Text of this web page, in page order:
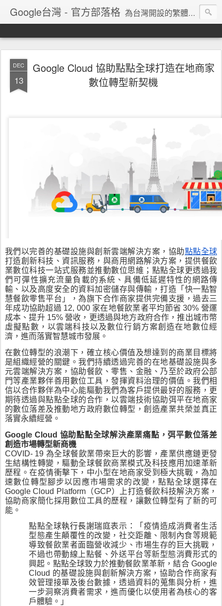
Google台灣 - 官方部落格 為台灣開設的繁體中文網誌，Google的最新消息、產品技術情報都在這裡
DEC
13
Google Cloud 協助點點全球打造在地商家
數位轉型新契機
我們以完善的基礎設施與創新雲端解決方案，協助點點全球
打造創新科技、資訊服務，與商用網路解決方案 ， 提供餐飲
業數位科技一站式服務並推動數位思維；點點全球更透過我
們可彈性擴充流量負載的系統、具備低延遲特性的網路傳
輸、以及高度安全的資料加密儲存與傳輸，打造「快一點智
慧餐飲零售平台」，為旗下合作商家提供完備支援，過去三
年成功協助超過 12, 000 家在地餐飲業者平均節省 30% 營運
成本、提升 15% 營收，更透過與地方政府合作，推出城市幣
虛擬點數，以雲端科技以及數位行銷方案創造在地數位經
濟，進而落實智慧城市發展。
在數位轉型的浪潮下，確立核心價值及想達到的商業目標將
是組織經營的關鍵。我們持續透過完善的在地基礎設施與多
元雲端解決方案，協助餐飲、零售、金融、乃至於政府公部
門等產業夥伴善用數位工具，發揮資料治理的價值。我們相
信以合作夥伴為中心能驅動我們為客戶提供最好的服務，更
期待透過與點點全球的合作，以雲端技術協助弭平在地商家
的數位落差及推動地方政府數位轉型，創造產業共榮並真正
落實永續經營。
Google Cloud 協助點點全球解決產業痛點，弭平數位落差
創造市場轉型新商機
COVID- 19 為全球餐飲業帶來巨大的影響，產業供應鏈更發
生結構性轉變，驅動全球餐飲商業模式及科技應用加速革新
歷程。在疫情衝擊下，中小型在地商家受到極大挑戰，為加
速數位轉型腳步以因應市場需求的改變，點點全球選擇在
Google Cloud Platform（GCP）上打造餐飲科技解決方案，
協助商家簡化採用數位工具的歷程，讓數位轉型有了新的可
能。
點點全球執行長謝瑞庭表示：「疫情造成消費者生活
型態產生顛覆性的改變，社交距離、限制內食等規範
導致餐飲業者面臨營收減少、市場生存的巨大挑戰，
不過也帶動線上點餐、外送平台等新型態消費形式的
興起。點點全球致力於推動餐飲業革新，結合 Google
Cloud 的基礎設施與創新解決方案，協助合作商家有
效管理接單及後台數據，透過資料的蒐集與分析，進
一步洞察消費者需求，進而優化以使用者為核心的客
戶體驗。」